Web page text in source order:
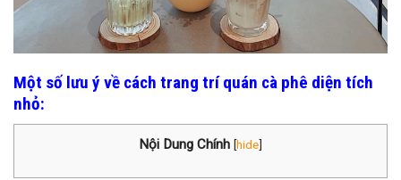
Một số lưu ý về cách trang trí quán cà phê diện tích
nhỏ:
Nội Dung Chính [hide]